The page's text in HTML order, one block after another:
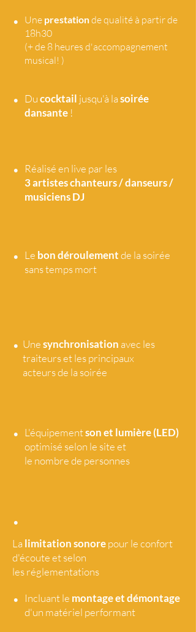
• Une prestationde qualité à partir de
18h30
(+ de 8 heures d'accompagnement
musical! )
• Ducocktail jusqu'à lasoirée
dansante !
•
Réalisé en live par les
3 artisteschanteurs / danseurs /
musiciens DJ
• Le bon déroulementde la soirée
sans temps mort
• Unesynchronisation avec les
traiteurs et les principaux
acteurs de la soirée
• L'équipementson et lumière (LED)
optimisé selon le site et
le nombre de personnes
•
La limitation sonorepour le confort
d'écoute et selon
les réglementations
• Incluant le montage et démontage
d'un matériel performant